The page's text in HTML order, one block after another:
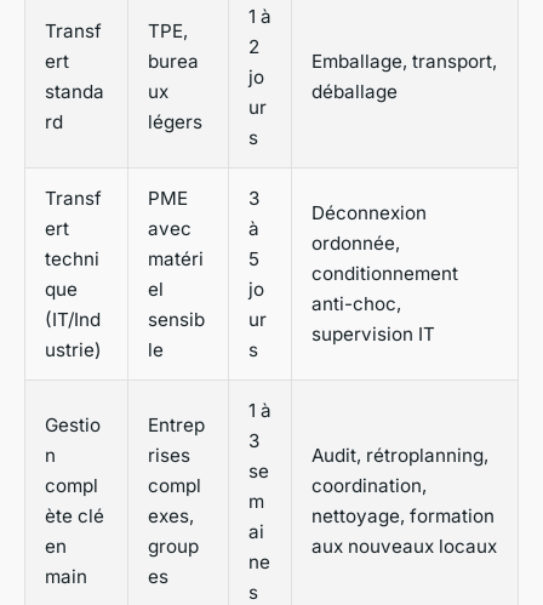
Transf
ert
standa
rd
TPE,
burea
ux
légers
1 à
2
jo
ur
s
Emballage, transport,
déballage
Transf
ert
techni
que
(IT/Ind
ustrie)
PME
avec
matéri
el
sensib
le
3
à
5
jo
ur
s
Déconnexion
ordonnée,
conditionnement
anti-choc,
supervision IT
Gestio
n
compl
ète clé
en
main
Entrep
rises
compl
exes,
group
es
1 à
3
se
m
ai
ne
s
Audit, rétroplanning,
coordination,
nettoyage, formation
aux nouveaux locaux